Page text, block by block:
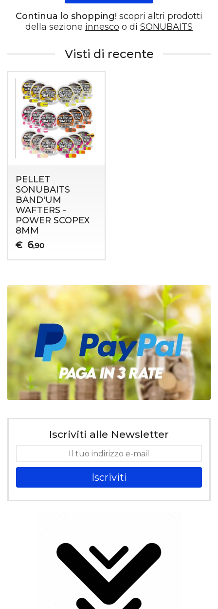
Continua lo shopping! scopri altri prodotti
della sezione innesco o di SONUBAITS
Visti di recente
PELLET
SONUBAITS
BAND'UM
WAFTERS -
POWER SCOPEX
8MM
€ 6,90
Iscriviti alle Newsletter
Iscriviti